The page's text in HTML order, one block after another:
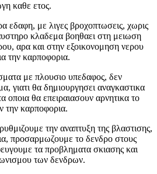
καθε ετος.
εδαφη, με λιγες βροχοπτωσεις, χωρις
κλαδεμα βοηθαει στη μειωση
αρα και στην εξοικονομηση νερου
την καρποφορια.
με πλουσιο υπεδαφος, δεν
γιατι θα δημιουργησει αναγκαστικα
οποια θα επειραιασουν αρνητικα το
την καρποφορια.
την αναπτυξη της βλαστισης,
προσαρμωζουμε το δενδρο στους
τα προβληματα σκιασης και
των δενδρων.